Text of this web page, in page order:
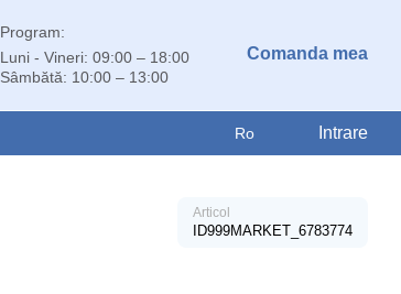
Program:
Luni - Vineri: 09:00 – 18:00
Sâmbătă: 10:00 – 13:00
Comanda mea
Ro Intrare
Articol
ID999MARKET_6783774